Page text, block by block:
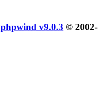
phpwind v9.0.3 © 2002-